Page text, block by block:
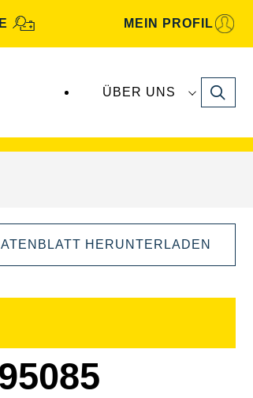
MEIN PROFIL
ÜBER UNS Search
HERUNTERLADEN